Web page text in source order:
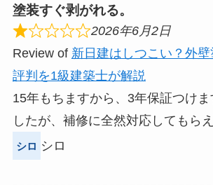
塗装すぐ剥がれる。
2026年6月2日
Review of 新日建はしつこい？外
評判を1級建築士が解説
15年もちますから、3年保証つけま
したが、補修に全然対応してもらえ
シロ